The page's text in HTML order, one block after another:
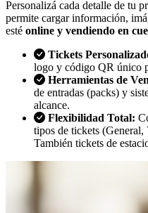
Personalizá cada detalle de tu
permite cargar información,
esté online y vendiendo en
Tickets
logo y código QR único
Herramientas de
de entradas (packs) y
alcance.
Flexibilidad Total:
tipos de tickets
También tickets de